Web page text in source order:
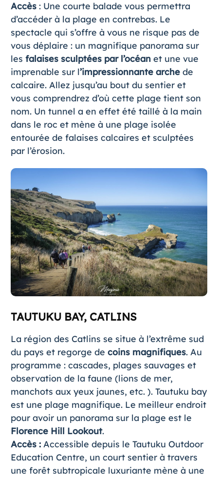
Accès: Une courte balade vous permettra
d’accéder à la plage en contrebas. Le
spectacle qui s’offre à vous ne risque pas de
vous déplaire : un magnifique panorama sur
les falaises sculptées par l’océanet une vue
imprenable sur l’impressionnante archede
calcaire. Allez jusqu’au bout du sentier et
vous comprendrez d’où cette plage tient son
nom. Un tunnel a en effet été taillé à la main
dans le roc et mène à une plage isolée
entourée de falaises calcaires et sculptées
par l’érosion.
TAUTUKU BAY, CATLINS
La région des Catlins se situe à l’extrême sud
du pays et regorge de coins magnifiques. Au
programme : cascades, plages sauvages et
observation de la faune (lions de mer,
manchots aux yeux jaunes, etc. ). Tautuku bay
est une plage magnifique. Le meilleur endroit
pour avoir un panorama sur la plage est le
Florence Hill Lookout.
Accès :Accessible depuis le Tautuku Outdoor
Education Centre, un court sentier à travers
une forêt subtropicale luxuriante mène à une